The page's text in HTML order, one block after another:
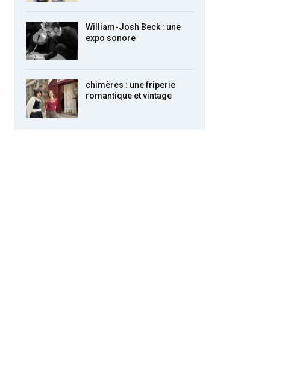
William-Josh Beck : une
expo sonore
chimères : une friperie
romantique et vintage